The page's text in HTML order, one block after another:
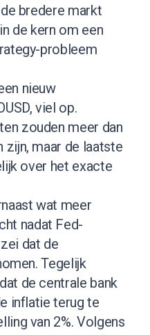
bredere markt
de kern om een
probleem
nieuw
viel op.
zouden meer dan
zijn, maar de laatste
over het exacte
wat meer
nadat Fed-
dat de
Tegelijk
de centrale bank
inflatie terug te
van 2%. Volgens